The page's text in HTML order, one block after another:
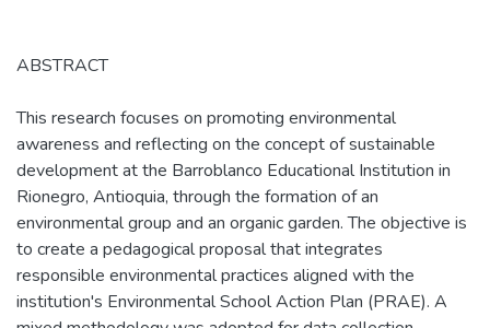
ABSTRACT
This research focuses on promoting environmental
awareness and reflecting on the concept of sustainable
development at the Barroblanco Educational Institution in
Rionegro, Antioquia, through the formation of an
environmental group and an organic garden. The objective is
to create a pedagogical proposal that integrates
responsible environmental practices aligned with the
institution's Environmental School Action Plan (PRAE). A